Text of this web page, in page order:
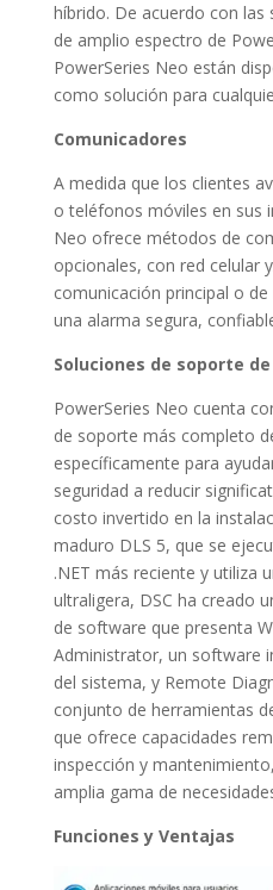
híbrido. De acuerdo con las
de amplio espectro de
PowerSeries Neo están
como solución para
Comunicadores
A medida que los clientes
o teléfonos móviles en sus
Neo ofrece métodos de
opcionales, con red celular
comunicación principal o
una alarma segura,
Soluciones de soporte
PowerSeries Neo cuenta
de soporte más completo
específicamente para
seguridad a reducir
costo invertido en la
maduro DLS 5, que se
.NET más reciente y utiliza
ultraligera, DSC ha creado
de software que presenta
Administrator, un software
del sistema, y ​​Remote
conjunto de herramientas
que ofrece capacidades
inspección y
amplia gama de
Funciones y Ventajas